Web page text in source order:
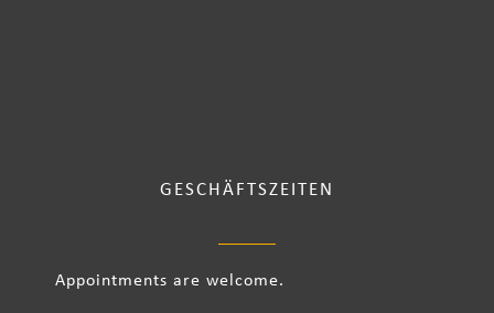
GESCHÄFTSZEITEN
Appointments are welcome.